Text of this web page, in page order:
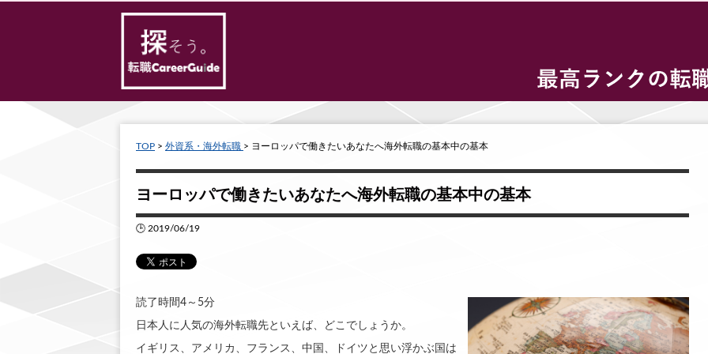
TOP > 外資系・海外転職 > ヨーロッパで働きたいあなたへ海外転職の基本中の基本
ヨーロッパで働きたいあなたへ海外転職の基本中の基本
🕒 2019/06/19
読了時間4～5分
日本人に人気の海外転職先といえば、どこでしょうか。
イギリス、アメリカ、フランス、中国、ドイツと思い浮かぶ国は